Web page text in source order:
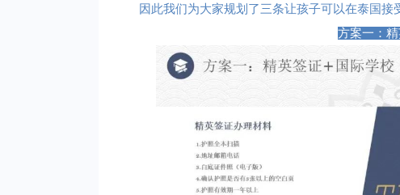
因此我们为大家规划了三条让孩子可以在泰国接
方案一：